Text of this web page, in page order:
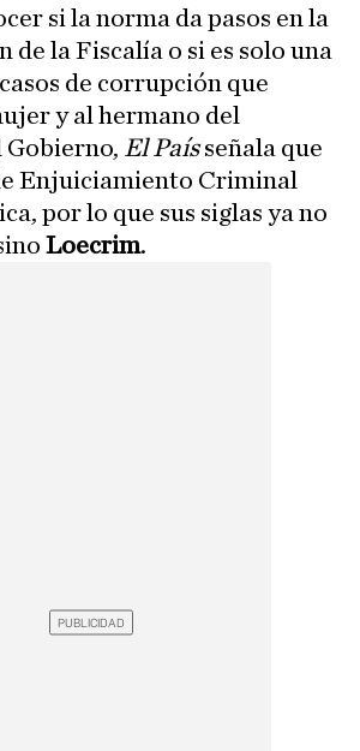
si la norma da pasos en la
de la Fiscalía o si es solo una
de corrupción que
y al hermano del
Gobierno, El Paísseñala que
Enjuiciamiento Criminal
por lo que sus siglas ya no
Loecrim.